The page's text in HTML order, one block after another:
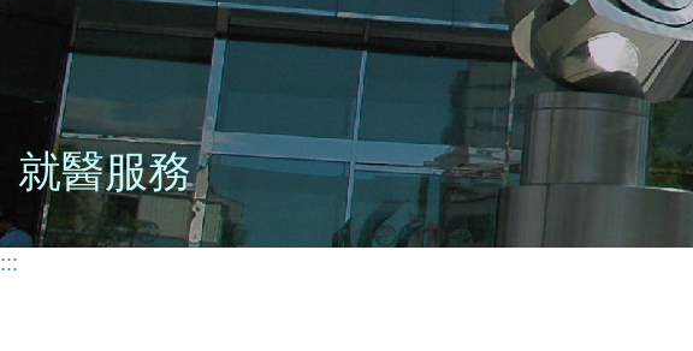
就醫服務
:::